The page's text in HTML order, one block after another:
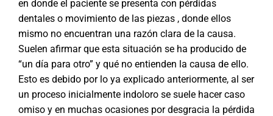
en donde el paciente se presenta con pérdidas
dentales o movimiento de las piezas , donde ellos
mismo no encuentran una razón clara de la causa.
Suelen afirmar que esta situación se ha producido de
“un día para otro” y qué no entienden la causa de ello.
Esto es debido por lo ya explicado anteriormente, al ser
un proceso inicialmente indoloro se suele hacer caso
omiso y en muchas ocasiones por desgracia la pérdida